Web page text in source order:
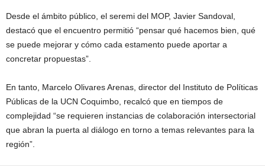
Desde el ámbito público, el seremi del MOP, Javier Sandoval,
destacó que el encuentro permitió “pensar qué hacemos bien, qué
se puede mejorar y cómo cada estamento puede aportar a
concretar propuestas”.
En tanto, Marcelo Olivares Arenas, director del Instituto de Políticas
Públicas de la UCN Coquimbo, recalcó que en tiempos de
complejidad “se requieren instancias de colaboración intersectorial
que abran la puerta al diálogo en torno a temas relevantes para la
región”.